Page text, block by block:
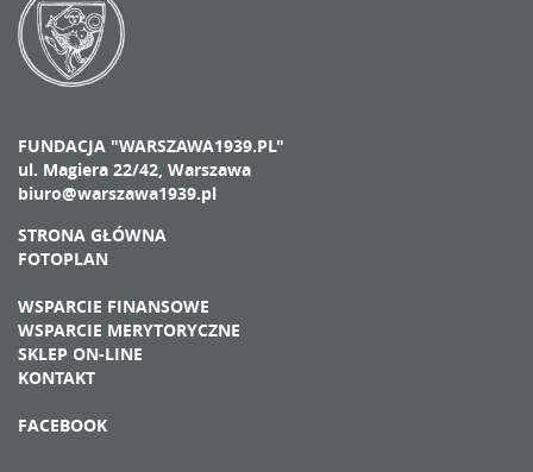
FUNDACJA "WARSZAWA1939.PL"
ul. Magiera 22/42, Warszawa
biuro@warszawa1939.pl
STRONA GŁÓWNA
FOTOPLAN
WSPARCIE FINANSOWE
WSPARCIE MERYTORYCZNE
SKLEP ON-LINE
KONTAKT
FACEBOOK